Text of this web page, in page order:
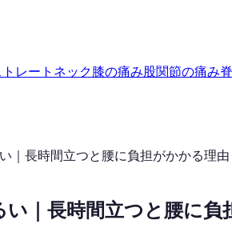
トレートネック膝の痛み股関節の痛み
｜長時間立つと腰に負担がかかる理由
い｜長時間立つと腰に負